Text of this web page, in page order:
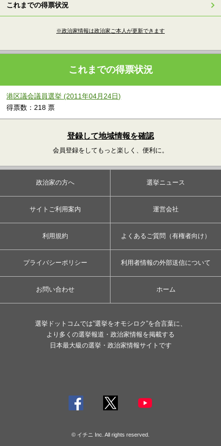
これまでの得票状況
※政治家情報は政治家ご本人が更新できます
これまでの得票状況
港区議会議員選挙 (2011年04月24日)
得票数：218 票
登録して地域情報を確認
会員登録をしてもっと楽しく、便利に。
政治家の方へ 選挙ニュース
サイトご利用案内 運営会社
利用規約 よくあるご質問（有権者向け）
プライバシーポリシー 利用者情報の外部送信について
お問い合わせ ホーム
選挙ドットコムでは”選挙をオモシロク”を合言葉に、
より多くの選挙報道・政治家情報を掲載する
日本最大級の選挙・政治家情報サイトです
© イチニ Inc. All rights reserved.